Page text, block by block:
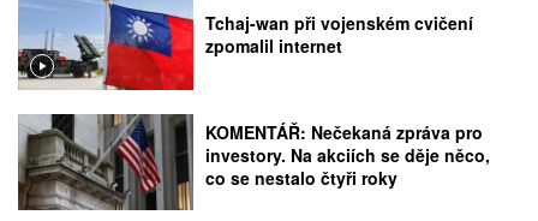
Tchaj-wan při vojenském cvičení
zpomalil internet
KOMENTÁŘ: Nečekaná zpráva pro
investory. Na akciích se děje něco,
co se nestalo čtyři roky